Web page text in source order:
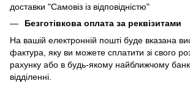
доставки "Самовіз із відповідністю"
Безготівкова оплата за реквізитами
На вашій електронній пошті буде вказана
фактура, яку ви можете сплатити зі свого
рахунку або в будь-якому найближчому
відділенні.